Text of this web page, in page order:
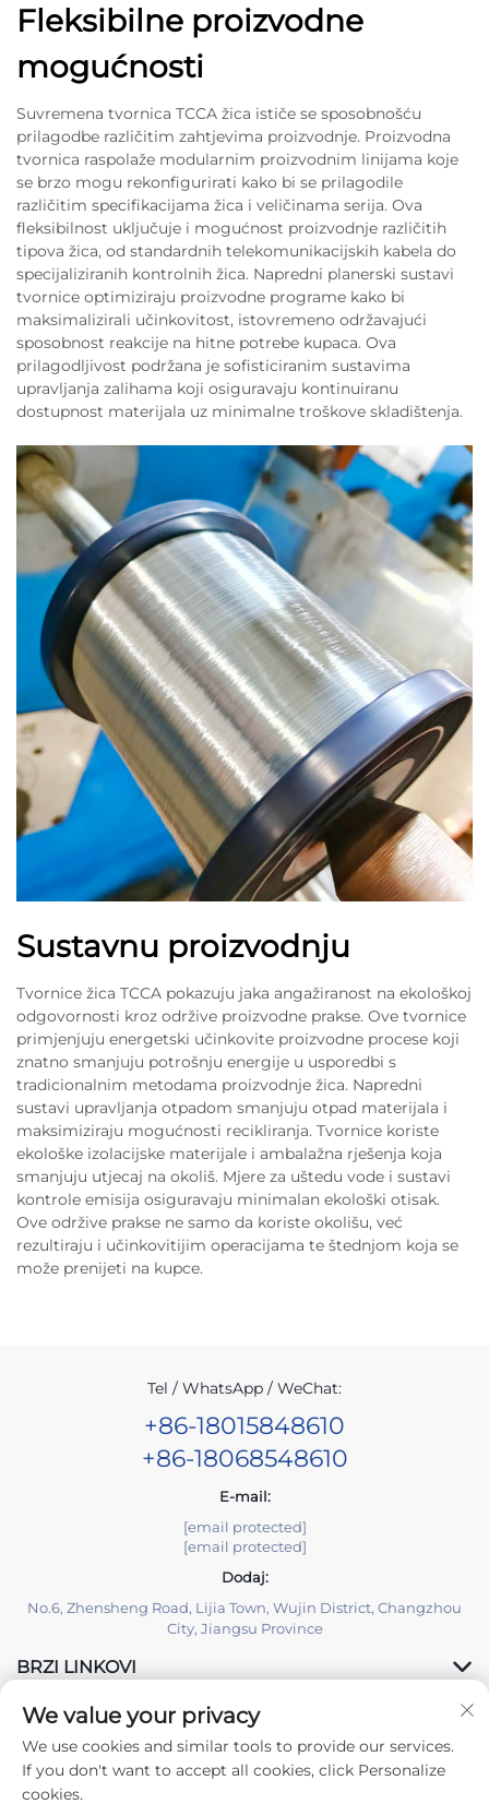
Fleksibilne proizvodne
mogućnosti
Suvremena tvornica TCCA žica ističe se sposobnošću
prilagodbe različitim zahtjevima proizvodnje. Proizvodna
tvornica raspolaže modularnim proizvodnim linijama koje
se brzo mogu rekonfigurirati kako bi se prilagodile
različitim specifikacijama žica i veličinama serija. Ova
fleksibilnost uključuje i mogućnost proizvodnje različitih
tipova žica, od standardnih telekomunikacijskih kabela do
specijaliziranih kontrolnih žica. Napredni planerski sustavi
tvornice optimiziraju proizvodne programe kako bi
maksimalizirali učinkovitost, istovremeno održavajući
sposobnost reakcije na hitne potrebe kupaca. Ova
prilagodljivost podržana je sofisticiranim sustavima
upravljanja zalihama koji osiguravaju kontinuiranu
dostupnost materijala uz minimalne troškove skladištenja.
Sustavnu proizvodnju
Tvornice žica TCCA pokazuju jaka angažiranost na ekološkoj
odgovornosti kroz održive proizvodne prakse. Ove tvornice
primjenjuju energetski učinkovite proizvodne procese koji
znatno smanjuju potrošnju energije u usporedbi s
tradicionalnim metodama proizvodnje žica. Napredni
sustavi upravljanja otpadom smanjuju otpad materijala i
maksimiziraju mogućnosti recikliranja. Tvornice koriste
ekološke izolacijske materijale i ambalažna rješenja koja
smanjuju utjecaj na okoliš. Mjere za uštedu vode i sustavi
kontrole emisija osiguravaju minimalan ekološki otisak.
Ove održive prakse ne samo da koriste okolišu, već
rezultiraju i učinkovitijim operacijama te štednjom koja se
može prenijeti na kupce.
Tel / WhatsApp / WeChat:
+86-18015848610
+86-18068548610
E-mail:
[email protected]
[email protected]
Dodaj:
No.6, Zhensheng Road, Lijia Town, Wujin District, Changzhou
City, Jiangsu Province
BRZI LINKOVI
PROIZVODI
We value your privacy
We use cookies and similar tools to provide our services.
If you don't want to accept all cookies, click Personalize
cookies.